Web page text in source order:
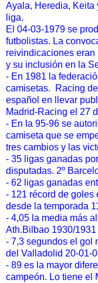
Ayala, Heredia, Keita
liga.
El 04-03-1979 se
futbolistas. La
reivindicaciones
y su inclusión en la
- En 1981 la
camisetas. Racing
español en llevar
Madrid-Racing el 27
- En la 95-96 se
camiseta que se
tres cambios y las
- 35 ligas ganadas
disputadas. 2º
- 62 ligas ganadas
- 121 récord de goles
desde la temporada
- 4,05 la media más
Ath.Bilbao 1930/1931
- 7,3 segundos el gol
del Valladolid 20-01-
- 89 es la mayor
campeón. Lo tiene el